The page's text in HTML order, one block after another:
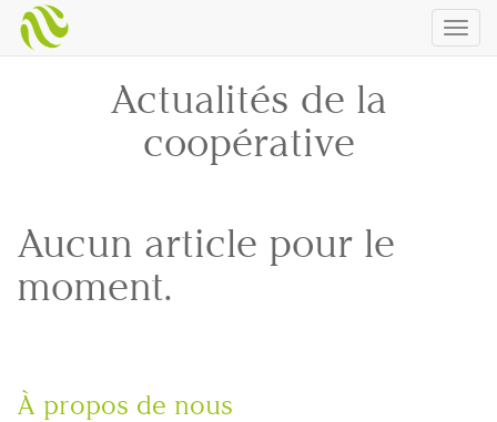
Actualités de la
coopérative
Aucun article pour le
moment.
À propos de nous